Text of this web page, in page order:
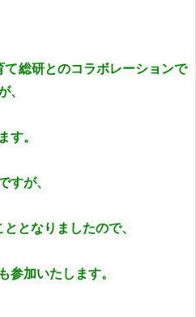
て総研とのコラボレーションで
、
す。
すが、
となりましたので、
参加いたします。